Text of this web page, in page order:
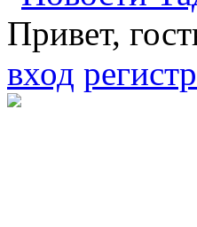
Привет,
вход